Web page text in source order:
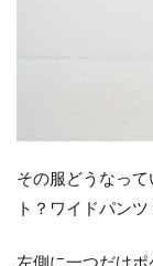
その服どうなっ
ト？ワイドパン